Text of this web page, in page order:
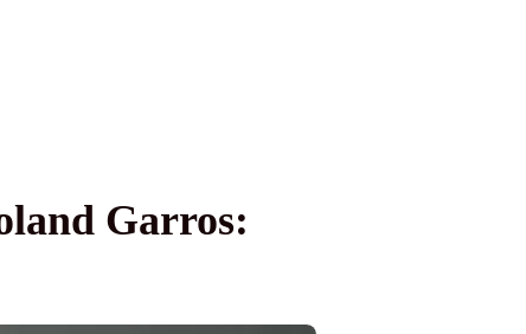
Garros: